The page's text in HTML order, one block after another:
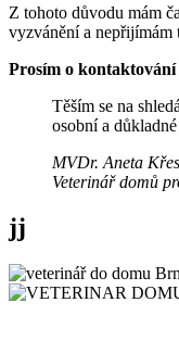
Z tohoto důvodu mám
vyzvánění a nepřijímám
Prosím o
Těším se na
osobní a
MVDr. Aneta
Veterinář domů
jj